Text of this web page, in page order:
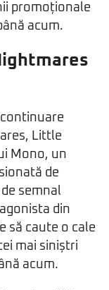
promoționale
acum.
Little
Mono, un
de
semnal
din
să caute o cale
mai siniștri
acum.